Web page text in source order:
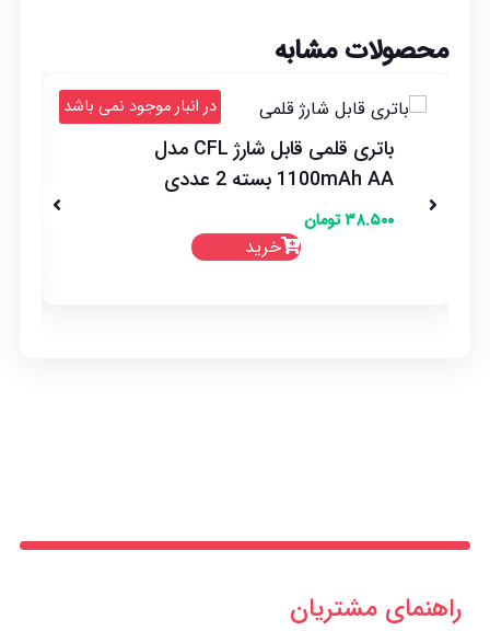
محصولات مشابه
در انبار موجود نمی باشد
باتری قلمی قابل شارژ CFL مدل
1100mAh AA بسته 2 عددی
۳۸.۵۰۰ تومان
خرید
راهنمای مشتریان